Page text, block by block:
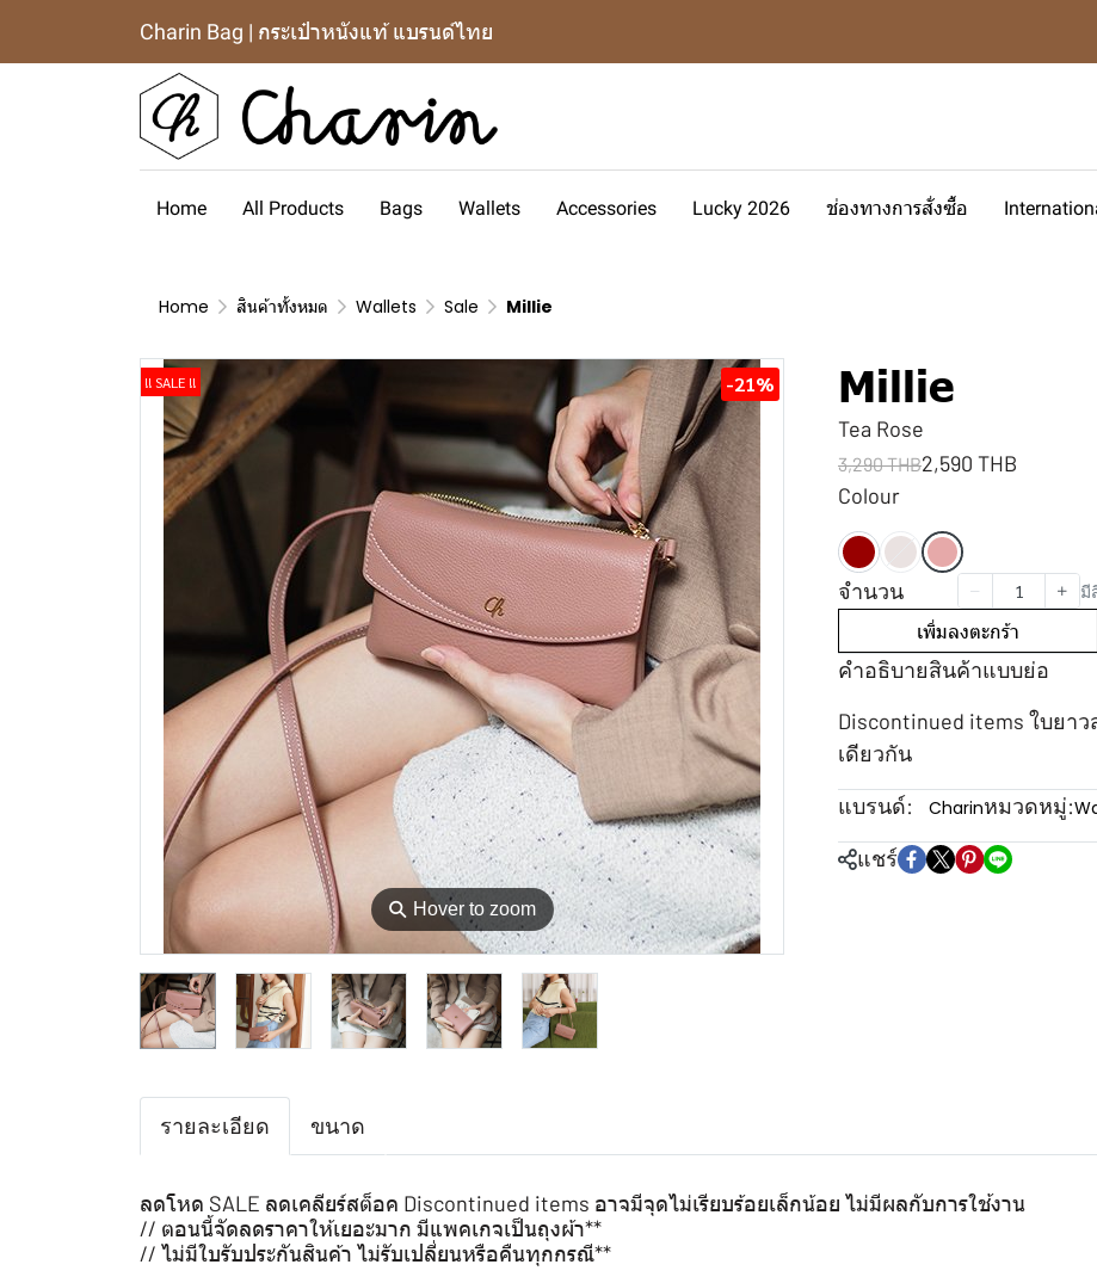
Charin Bag | กระเป๋าหนังแท้ แบรนด์ไทย
Home All Products Bags Wallets Accessories Lucky 2026 ช่องทางการสั่งซื้อ
Home สินค้าทั้งหมด Wallets Sale Millie
⚲ Hover to zoom
!! SALE !! -21% Millie
Tea Rose
3,290 THB2,590 THB
Colour
จำนวน มี
เพิ่มลงตะกร้า
คำอธิบายสินค้าแบบย่อ
Discontinued items ใบยา
เดียวกัน
แบรนด์:
Charinหมวดหมู่:
แชร์
รายละเอียด ขนาด
ลดโหด SALE ลดเคลียร์สต็อค Discontinued items อาจมีจุดไม่เรียบร้อยเล็กน้อย ไม่มีผลกับการใช้งาน
// ตอนนี้จัดลดราคาให้เยอะมาก มีแพคเกจเป็นถุงผ้า**
// ไม่มีใบรับประกันสินค้า ไม่รับเปลี่ยนหรือคืนทุกกรณี**